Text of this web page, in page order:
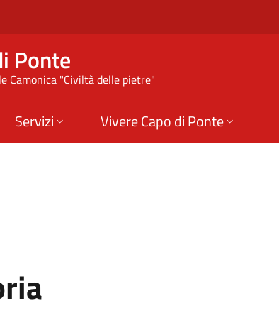
di Ponte
Ponte
Camonica "Civiltà delle pietre"
Servizi Vivere Capo di Ponte